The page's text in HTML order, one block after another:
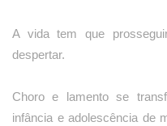
A vida tem que
despertar.
Choro e lamento se
infância e adolescência de